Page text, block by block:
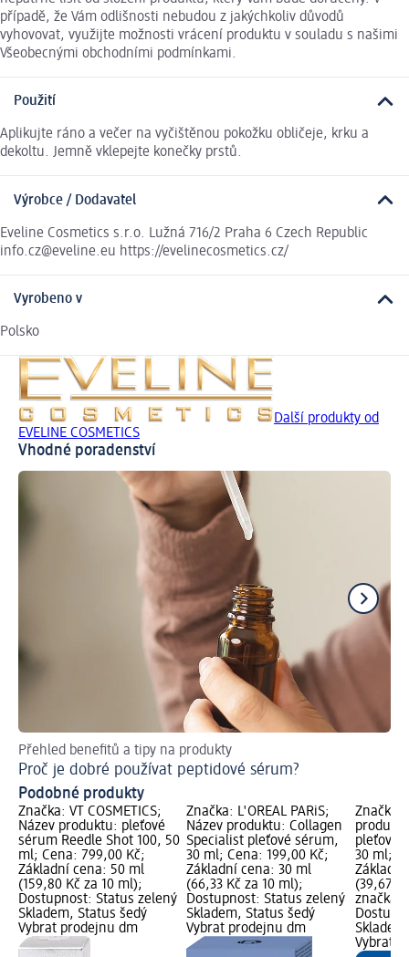
případě, že Vám odlišnosti nebudou z jakýchkoliv důvodů
vyhovovat, využijte možnosti vrácení produktu v souladu s našimi
Všeobecnými obchodními podmínkami.
Použití
Aplikujte ráno a večer na vyčištěnou pokožku obličeje, krku a
dekoltu. Jemně vklepejte konečky prstů.
Výrobce / Dodavatel
Eveline Cosmetics s.r.o. Lužná 716/2 Praha 6 Czech Republic
info.cz@eveline.eu https://evelinecosmetics.cz/
Vyrobeno v
Polsko
Další produkty od
EVELINE COSMETICS
Vhodné poradenství
Přehled benefitů a tipy na produkty
Proč je dobré používat peptidové sérum?
Podobné produkty
Značka: VT COSMETICS;
Název produktu: pleťové
sérum Reedle Shot 100, 50
ml; Cena: 799,00 Kč;
Základní cena: 50 ml
(159,80 Kč za 10 ml);
Dostupnost: Status zelený
Skladem, Status šedý
Vybrat prodejnu dm
Značka: L'ORÉAL PARiS;
Název produktu: Collagen
Specialist pleťové sérum,
30 ml; Cena: 199,00 Kč;
Základní cena: 30 ml
(66,33 Kč za 10 ml);
Dostupnost: Status zelený
Skladem, Status šedý
Vybrat prodejnu dm
Značka:
pleťové
30 ml;
(39,67
značka
Vybrat